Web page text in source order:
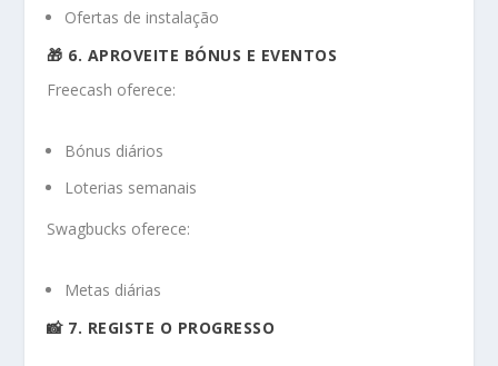
Ofertas de instalação
🎁 6. APROVEITE BÓNUS E EVENTOS
Freecash oferece:
Bónus diários
Loterias semanais
Swagbucks oferece:
Metas diárias
📸 7. REGISTE O PROGRESSO